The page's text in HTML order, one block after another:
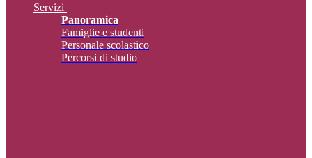
Servizi
Panoramica
Famiglie e studenti
Personale scolastico
Percorsi di studio